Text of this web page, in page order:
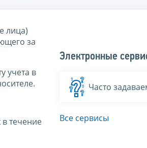
лица)
за
учета в
течение
Электронные
Часто
Все сервисы